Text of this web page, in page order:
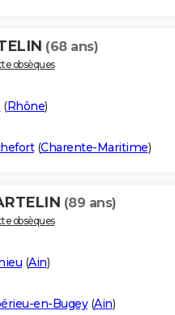
(68 ans)
obsèques
(Rhône)
(Charente-Maritime)
(89 ans)
obsèques
(Ain)
en-Bugey(Ain)